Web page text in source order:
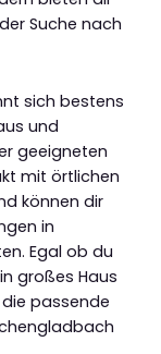
Suche nach
sich bestens
und
geeigneten
mit örtlichen
können dir
in
Egal ob du
großes Haus
passende